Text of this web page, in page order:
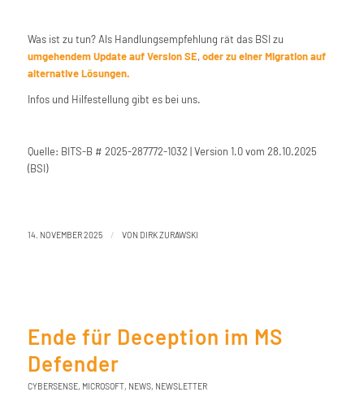
Was ist zu tun? Als Handlungsempfehlung rät das BSI zu
umgehendem Update auf Version SE,oder zu einer Migration auf
alternative Lösungen.
Infos und Hilfestellung gibt es bei uns.
Quelle: BITS-B # 2025-287772-1032 | Version 1.0 vom 28.10.2025
(BSI)
14. NOVEMBER 2025 / VON DIRK ZURAWSKI
Ende für Deception im MS
Defender
CYBERSENSE, MICROSOFT, NEWS, NEWSLETTER